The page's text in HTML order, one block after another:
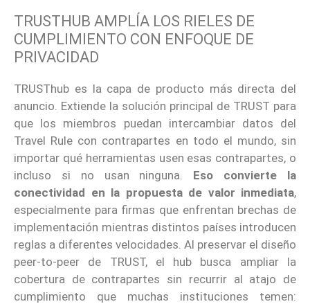
TRUSTHUB AMPLÍA LOS RIELES DE
CUMPLIMIENTO CON ENFOQUE DE
PRIVACIDAD
TRUSThub es la capa de producto más directa del
anuncio. Extiende la solución principal de TRUST para
que los miembros puedan intercambiar datos del
Travel Rule con contrapartes en todo el mundo, sin
importar qué herramientas usen esas contrapartes, o
incluso si no usan ninguna. Eso convierte la
conectividad en la propuesta de valor inmediata,
especialmente para firmas que enfrentan brechas de
implementación mientras distintos países introducen
reglas a diferentes velocidades. Al preservar el diseño
peer-to-peer de TRUST, el hub busca ampliar la
cobertura de contrapartes sin recurrir al atajo de
cumplimiento que muchas instituciones temen: